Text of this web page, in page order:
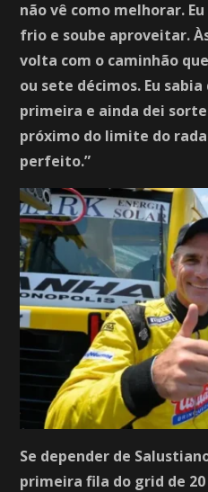
não vê como melhorar.
frio e soube aproveitar.
volta com o caminhão
ou sete décimos. Eu
primeira e ainda dei
próximo do limite do
perfeito.”
Se depender de
primeira fila do grid de 20